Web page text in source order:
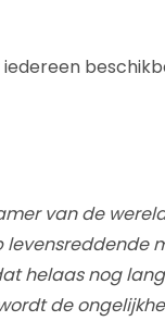
van de
helaas nog
de